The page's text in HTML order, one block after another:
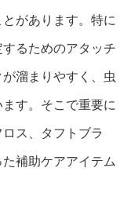
があります。特に
るためのアタッチ
溜まりやすく、虫
す。そこで重要に
ス、タフトブラ
補助ケアアイテム